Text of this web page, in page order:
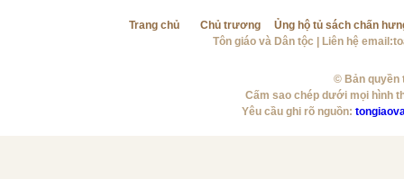
Trang chủ Chủ trương
Ủng hộ tủ sách chấn
Tôn giáo và Dân tộc | Liên hệ email:
© Bản quyền
Cấm sao chép dưới mọi hình
Yêu cầu ghi rõ nguồn: